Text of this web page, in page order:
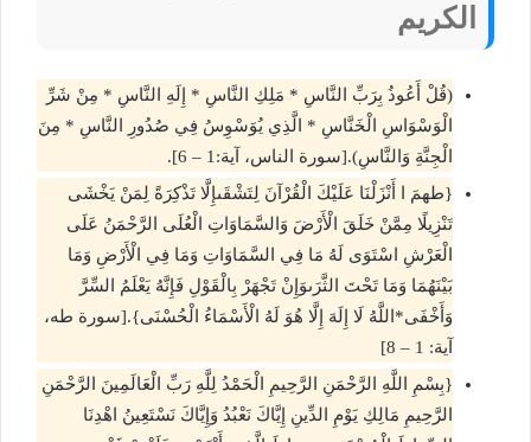
الكريم
(قُلْ أَعُوذُ بِرَبِّ النَّاسِ * مَلِكِ النَّاسِ * إِلَهِ النَّاسِ * مِنْ شَرِّ
الْوَسْوَاسِ الْخَنَّاسِ * الَّذِي يُوَسْوِسُ فِي صُدُورِ النَّاسِ * مِنَ
الْجِنَّةِ وَالنَّاسِ).[سورة الناس، آية:1 – 6].
{طهمَ ا أَنْزَلْنَا عَلَيْكَ الْقُرْآنَ لِتَشْقَىإِلَّا تَذْكِرَةً لِمَنْ يَخْشَى
تَنْزِيلًا مِمَّنْ خَلَقَ الْأَرْضَ وَالسَّمَاوَاتِ الْعُلَى الرَّحْمَنُ عَلَى
الْعَرْشِ اسْتَوَى لَهُ مَا فِي السَّمَاوَاتِ وَمَا فِي الْأَرْضِ وَمَا
بَيْنَهُمَا وَمَا تَحْتَ الثَّرَىوَإِنْ تَجْهَرْ بِالْقَوْلِ فَإِنَّهُ يَعْلَمُ السِّرَّ
وَأَخْفَى*اللَّهُ لَا إِلَهَ إِلَّا هُوَ لَهُ الْأَسْمَاءُ الْحُسْنَى}.[سورة طه،
آية: 1 – 8]
{بِسْمِ اللَّهِ الرَّحْمَنِ الرَّحِيمِ الْحَمْدُ لِلَّهِ رَبِّ الْعَالَمِينَ الرَّحْمَنِ
الرَّحِيمِ مَالِكِ يَوْمِ الدِّينِ إِيَّاكَ نَعْبُدُ وَإِيَّاكَ نَسْتَعِينُ اهْدِنَا